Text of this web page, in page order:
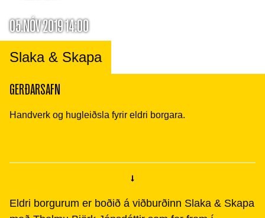
05.NÓV 2019 14:00
Slaka & Skapa
GERÐARSAFN
Handverk og hugleiðsla fyrir eldri borgara.
Eldri borgurum er boðið á viðburðinn Slaka & Skapa